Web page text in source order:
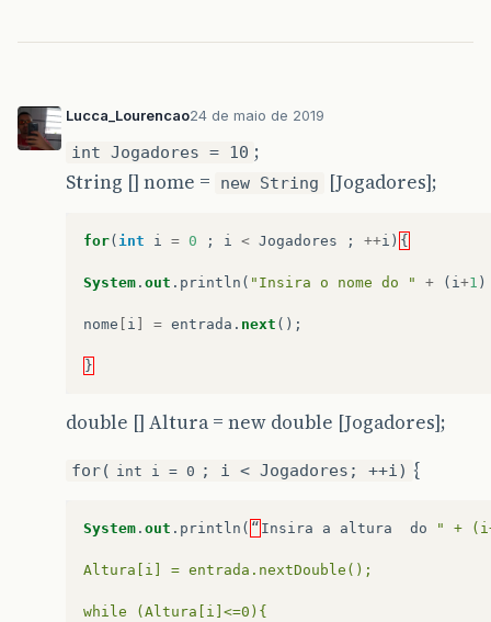
Lucca_Lourencao24 de maio de 2019
int Jogadores = 10 ;
String [] nome =
new String [Jogadores];
for( int i = 0 ; i < Jogadores ; ++i ) {
System . out . println ( "Insira o nome do " + ( i+1 )
nome i = entrada . next ();
}
double [] Altura = new double [Jogadores];
for( int i = 0 ; i < Jogadores; ++i) {
System . out . println ( “ Insira a altura do " +
Altura[i] = entrada.nextDouble();
while (Altura[i]<=0){